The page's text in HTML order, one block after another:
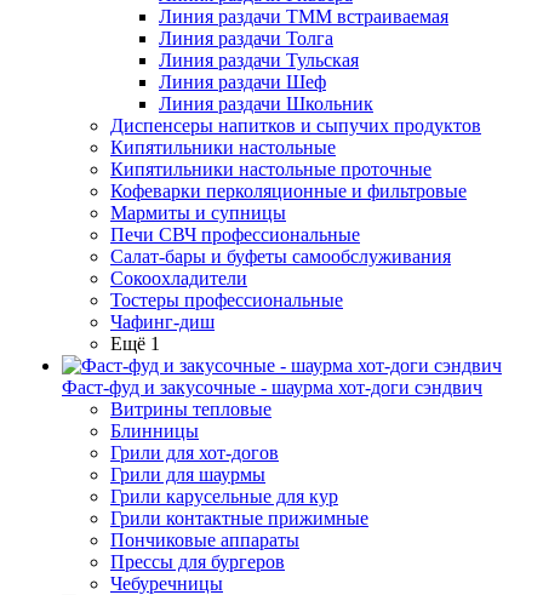
Линия раздачи ТММ встраиваемая
Линия раздачи Толга
Линия раздачи Тульская
Линия раздачи Шеф
Линия раздачи Школьник
Диспенсеры напитков и сыпучих продуктов
Кипятильники настольные
Кипятильники настольные проточные
Кофеварки перколяционные и фильтровые
Мармиты и супницы
Печи СВЧ профессиональные
Салат-бары и буфеты самообслуживания
Сокоохладители
Тостеры профессиональные
Чафинг-диш
Ещё 1
Фаст-фуд и закусочные - шаурма хот-доги сэндвич
Витрины тепловые
Блинницы
Грили для хот-догов
Грили для шаурмы
Грили карусельные для кур
Грили контактные прижимные
Пончиковые аппараты
Прессы для бургеров
Чебуречницы